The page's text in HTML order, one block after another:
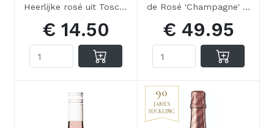
Heerlijke rosé uit Toscane
€ 14.50
de Rosé 'Champagne' van Antinori
€ 49.95
90
JAMES
SUCKLING